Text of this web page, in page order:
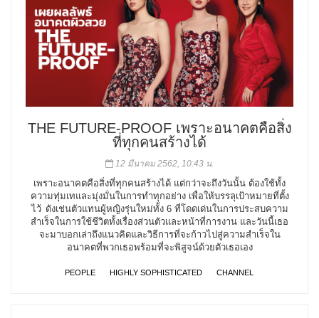
THE FUTURE-PROOF เพราะอนาคตคือสิ่ง
ที่ทุกคนสร้างได้
12 มีนาคม 2562, 10:43 น.
เพราะอนาคตคือสิ่งที่ทุกคนสร้างได้ แต่กว่าจะถึงวันนั้น ต้องใช้ทั้ง
ความทุ่มเทและมุ่งมั่นในการทำทุกอย่าง เพื่อให้บรรลุเป้าหมายที่ตั้ง
ไว้ ดังเช่นตัวแทนผู้หญิงรุ่นใหม่ทั้ง 6 ที่โดดเด่นในการประสบความ
สำเร็จในการใช้ชีวิตทั้งเรื่องส่วนตัวและหน้าที่การงาน และวันนี้เธอ
จะมาบอกเล่าถึงแนวคิดและวิธีการที่จะก้าวไปสู่ความสำเร็จใน
อนาคตที่พวกเธอพร้อมที่จะพิสูจน์ด้วยตัวเธอเอง
PEOPLE HIGHLY SOPHISTICATED CHANNEL